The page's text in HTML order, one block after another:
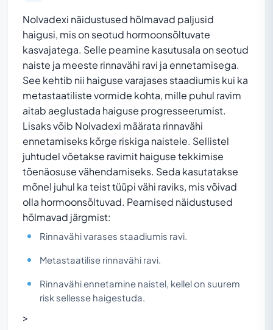
Nolvadexi näidustused hõlmavad paljusid
haigusi, mis on seotud hormoonsõltuvate
kasvajatega. Selle peamine kasutusala on seotud
naiste ja meeste rinnavähi ravi ja ennetamisega.
See kehtib nii haiguse varajases staadiumis kui ka
metastaatiliste vormide kohta, mille puhul ravim
aitab aeglustada haiguse progresseerumist.
Lisaks võib Nolvadexi määrata rinnavähi
ennetamiseks kõrge riskiga naistele. Sellistel
juhtudel võetakse ravimit haiguse tekkimise
tõenäosuse vähendamiseks. Seda kasutatakse
mõnel juhul ka teist tüüpi vähi raviks, mis võivad
olla hormoonsõltuvad. Peamised näidustused
hõlmavad järgmist:
Rinnavähi varases staadiumis ravi.
Metastaatilise rinnavähi ravi.
Rinnavähi ennetamine naistel, kellel on suurem
risk sellesse haigestuda.
>